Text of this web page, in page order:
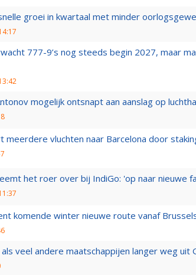
groei in kwartaal met minder
777-9’s nog steeds begin 2027, maar
mogelijk ontsnapt aan aanslag op
meerdere vluchten naar Barcelona door
het roer over bij IndiGo: 'op naar nieuwe
komende winter nieuwe route vanaf
veel andere maatschappijen langer weg uit